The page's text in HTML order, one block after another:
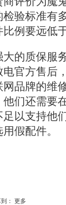
验标准有
例要远低
的质保服
官方售后
品牌的维
们还需要
以支持他
假配件。
： 更多